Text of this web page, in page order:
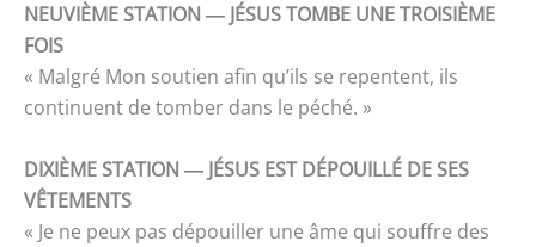
NEUVIÈME STATION ― JÉSUS TOMBE UNE TROISIÈME
FOIS
« Malgré Mon soutien afin qu’ils se repentent, ils
continuent de tomber dans le péché. »
DIXIÈME STATION ― JÉSUS EST DÉPOUILLÉ DE SES
VÊTEMENTS
« Je ne peux pas dépouiller une âme qui souffre des